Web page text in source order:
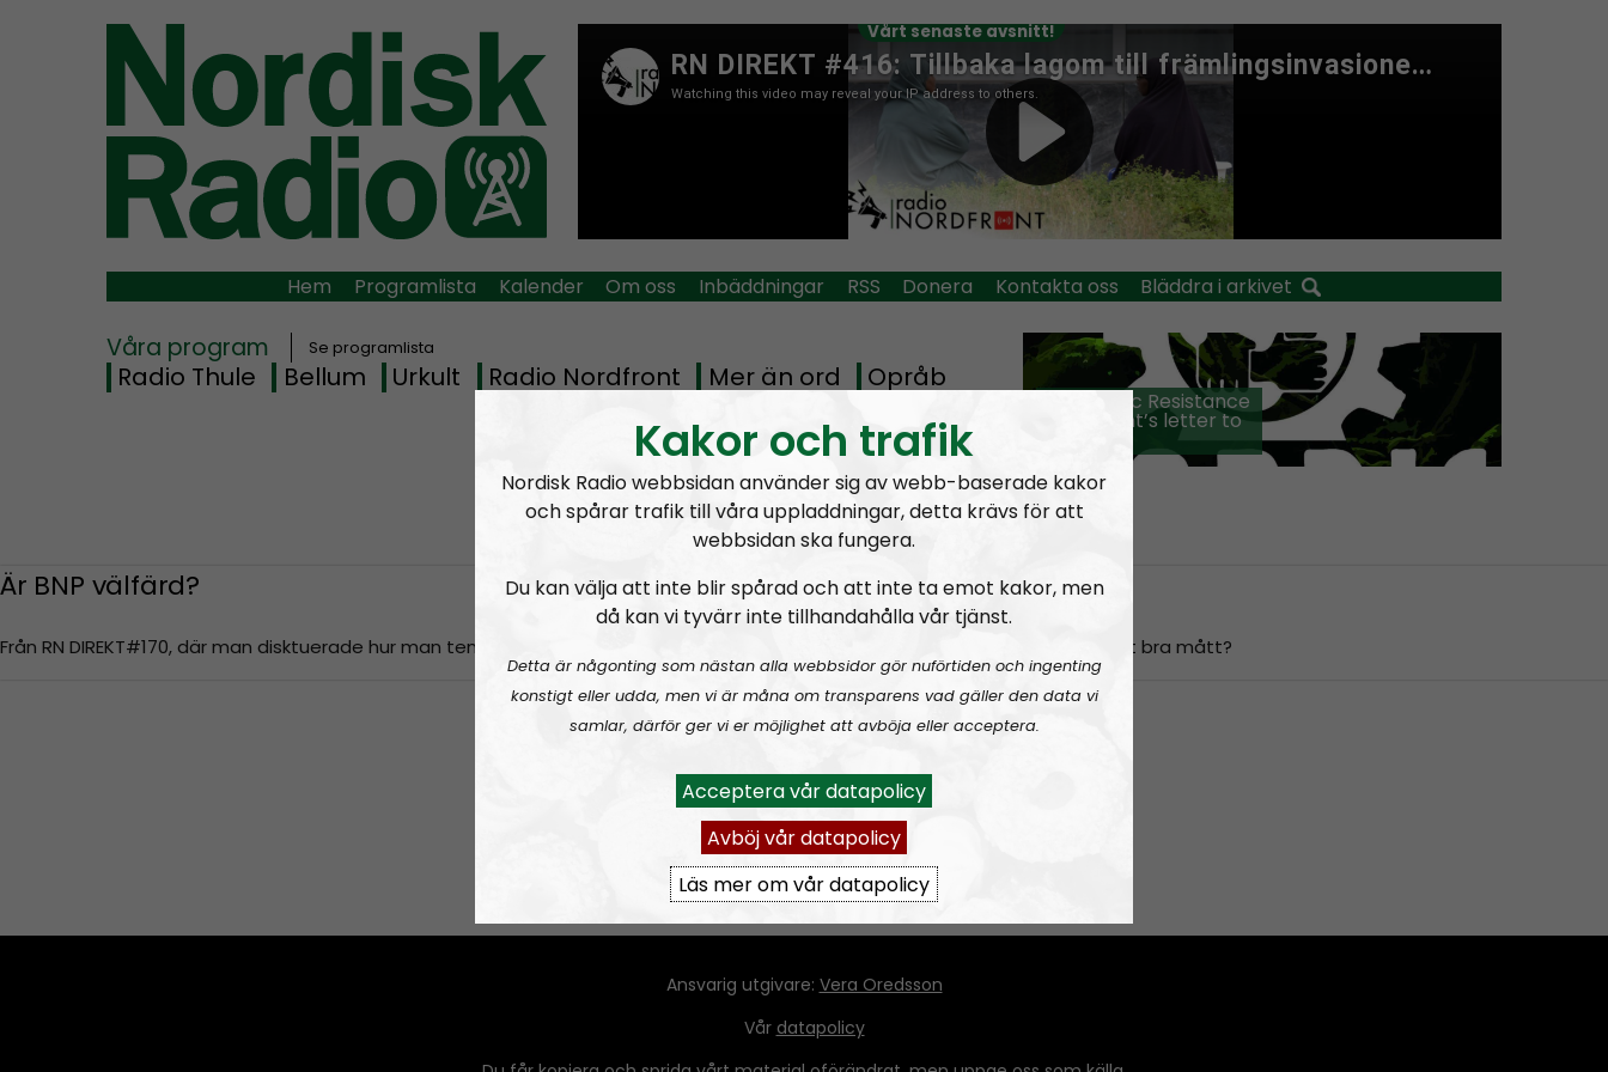
Vårt senaste avsnitt!
Hem Programlista Kalender Om oss Inbäddningar RSS Donera Kontakta oss Bläddra i arkivet
Våra program Se programlista
Radio Thule Bellum Urkult Radio Nordfront Mer än ord Opråb
The Nordic Resistance
Movement’s letter to
Tag:Ekonomi
Är BNP välfärd?
Från RN DIREKT#170, där man disktuerade hur man tenderar att prata om BNP som ett mått på välfärd, men är det verkligen ett bra mått?
Ansvarig utgivare: Vera Oredsson
Vår datapolicy
Kakor och trafik
Nordisk Radio webbsidan använder sig av webb-baserade kakor
och spårar trafik till våra uppladdningar, detta krävs för att
webbsidan ska fungera.
Du kan välja att inte blir spårad och att inte ta emot kakor, men
då kan vi tyvärr inte tillhandahålla vår tjänst.
Detta är någonting som nästan alla webbsidor gör nuförtiden och ingenting
konstigt eller udda, men vi är måna om transparens vad gäller den data vi
samlar, därför ger vi er möjlighet att avböja eller acceptera.
Acceptera vår datapolicy
Avböj vår datapolicy
Läs mer om vår datapolicy